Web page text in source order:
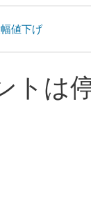
値下げ
トは